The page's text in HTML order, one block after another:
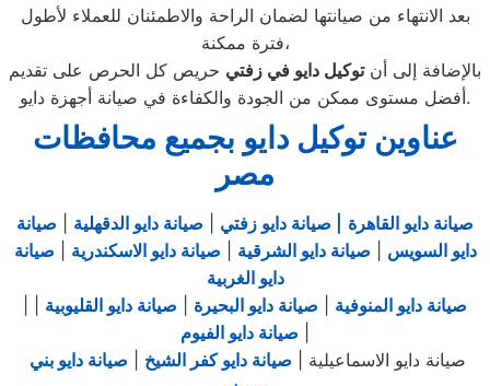
بعد الانتهاء من صيانتها لضمان الراحة والاطمئنان للعملاء لأطول
فترة ممكنة،
بالإضافة إلى أنتوكيل دايو في زفتي حريص كل الحرص على تقديم
أفضل مستوى ممكن من الجودة والكفاءة في صيانة أجهزة دايو.
عناوين توكيل دايو بجميع محافظات
مصر
صيانة دايو القاهرة | صيانة دايو زفتي صيانة دايو الدقهلية
صيانة
دايو السويس
صيانة دايو الشرقية صيانة دايو الاسكندرية
صيانة
دايو الغربية
صيانة دايو المنوفية صيانة دايو البحيرة صيانة دايو القليوبية
صيانة دايو الفيوم
صيانة دايو الاسماعيلية | صيانة دايو كفر الشيخ
صيانة دايو بني